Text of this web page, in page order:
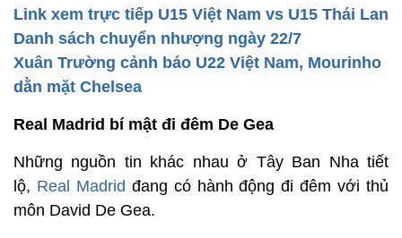
Link xem trực tiếp U15 Việt Nam vs U15 Thái Lan
Danh sách chuyển nhượng ngày 22/7
Xuân Trường cảnh báo U22 Việt Nam, Mourinho
dằn mặt Chelsea
Real Madrid bí mật đi đêm De Gea
Những nguồn tin khác nhau ở Tây Ban Nha tiết
lộ, Real Madrid đang có hành động đi đêm với thủ
môn David De Gea.